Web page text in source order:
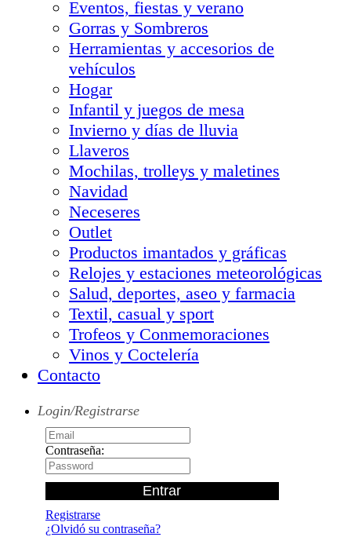
Eventos, fiestas y verano
Gorras y Sombreros
Herramientas y accesorios de
vehículos
Hogar
Infantil y juegos de mesa
Invierno y días de lluvia
Llaveros
Mochilas, trolleys y maletines
Navidad
Neceseres
Outlet
Productos imantados y gráficas
Relojes y estaciones meteorológicas
Salud, deportes, aseo y farmacia
Textil, casual y sport
Trofeos y Conmemoraciones
Vinos y Coctelería
Contacto
Login/Registrarse
Contraseña:
Registrarse
¿Olvidó su contraseña?